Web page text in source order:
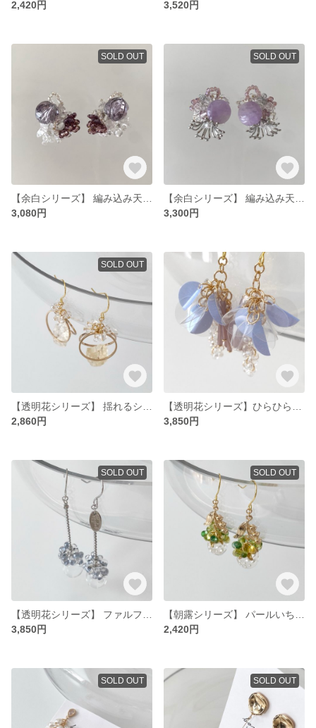
2,420円 3,520円
SOLD OUT
3,080円
SOLD OUT
3,300円
SOLD OUT
2,860円
3,850円
SOLD OUT
3,850円
SOLD OUT
2,420円
SOLD OUT SOLD OUT